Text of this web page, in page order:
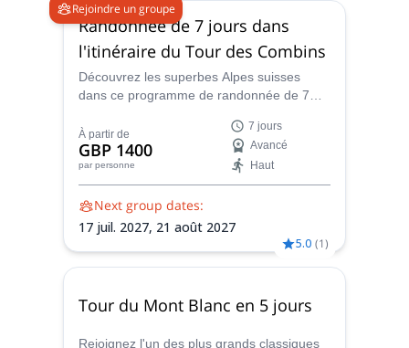
Rejoindre un groupe
Randonnée de 7 jours dans
l'itinéraire du Tour des Combins
Découvrez les superbes Alpes suisses
dans ce programme de randonnée de 7
Emma, un accompagnateur en montagne
certifié UIMLA.
À partir de
GBP 1400
par personne
7 jours
Avancé
Haut
Next group dates:
17 juil. 2027, 21 août 2027
5.0 (1)
Tour du Mont Blanc en 5 jours
Rejoignez l'un des plus grands classiques